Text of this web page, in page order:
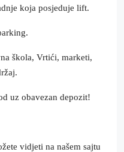
koja posjeduje lift.
škola, Vrtići, marketi,
uz obavezan depozit!
vidjeti na našem sajtu